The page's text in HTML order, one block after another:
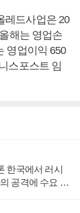
레드사업은 20
해는 영업손
영업이익 650
스포스트 임
한국에서 러시
공격에 수요 늘